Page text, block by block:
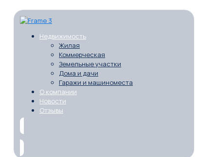
Недвижимость
Жилая
Коммерческая
Земельные участки
Дома и дачи
Гаражи и машиноместа
О компании
Новости
Отзывы